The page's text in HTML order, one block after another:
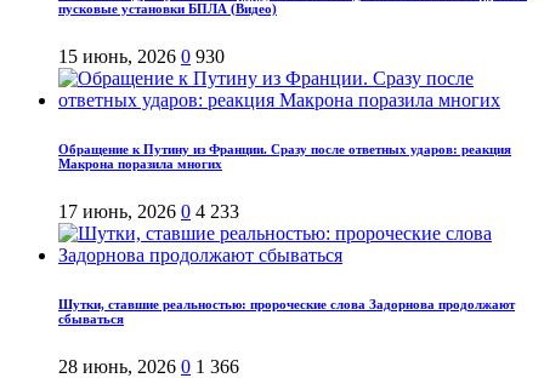
пусковые установки БПЛА (Видео)
15 июнь, 2026 0 930
Обращение к Путину из Франции. Сразу после ответных ударов: реакция
Макрона поразила многих
17 июнь, 2026 0 4 233
Шутки, ставшие реальностью: пророческие слова Задорнова продолжают
сбываться
28 июнь, 2026 0 1 366